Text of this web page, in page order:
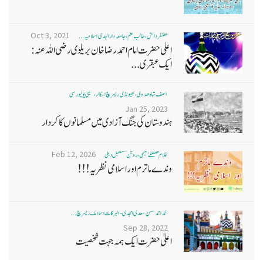
غضنفر دانش، طالب علم، جامعہ دارالہدی اسلامیہ ... Oct 3, 2021
اعلی حضرت امام احمد رضا خان بریلوی رضی اللہ عنہ:
ایک عبقری...
آصف شاہ ھدوی، بھیونڈی ریسرچ اسکالر، ممبئی یونیورسٹی
Jan 25, 2023
ہندوستان کی جنگ آزادی میں مسلمانوں کا کردار
غلام مصطفےٰ نعیمی، روشن مستقبل دہلی Feb 12, 2026
وندے ماترم اور اسلامی نظریہ!!!
محمد احمد حسن سعدی امجدی - البرکات اسلامک ریسرچ ...
Sep 28, 2022
اعلیٰ حضرت ایک ہمہ جہت شخصیت